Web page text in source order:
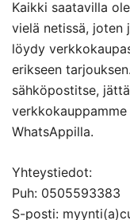
Kaikki saatavilla
vielä netissä, joten
löydy
erikseen
sähköpostitse,
WhatsAppilla.
Yhteystiedot:
Puh: 0505593383
S-posti: